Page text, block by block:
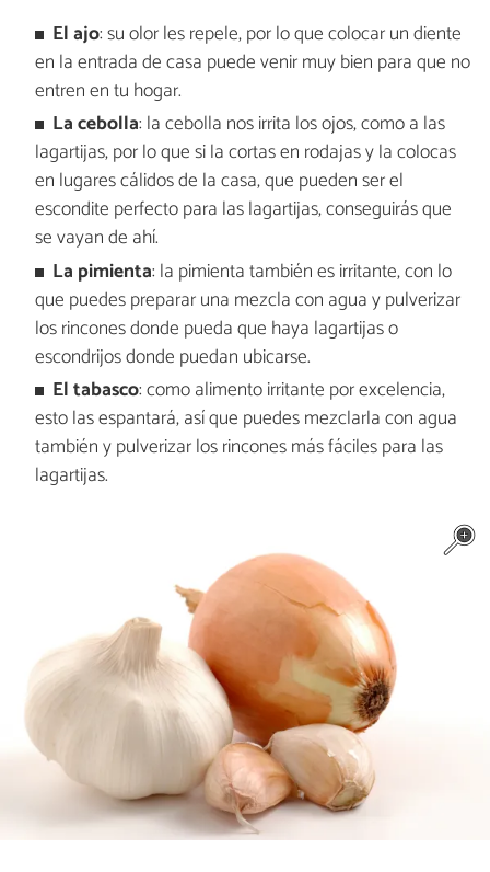
El ajo: su olor les repele, por lo que colocar un diente
en la entrada de casa puede venir muy bien para que no
entren en tu hogar.
La cebolla: la cebolla nos irrita los ojos, como a las
lagartijas, por lo que si la cortas en rodajas y la colocas
en lugares cálidos de la casa, que pueden ser el
escondite perfecto para las lagartijas, conseguirás que
se vayan de ahí.
La pimienta: la pimienta también es irritante, con lo
que puedes preparar una mezcla con agua y pulverizar
los rincones donde pueda que haya lagartijas o
escondrijos donde puedan ubicarse.
El tabasco: como alimento irritante por excelencia,
esto las espantará, así que puedes mezclarla con agua
también y pulverizar los rincones más fáciles para las
lagartijas.